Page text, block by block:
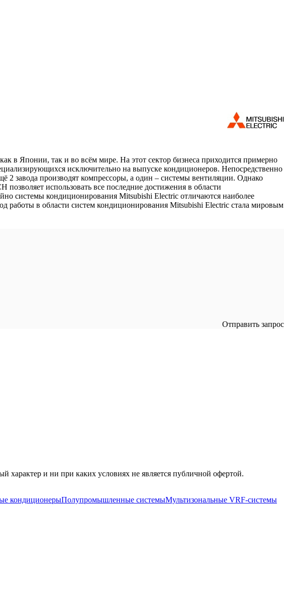
в Японии, так и во всём мире. На этот сектор бизнеса приходится примерно
исключительно на выпуске кондиционеров. Непосредственно
завода производят компрессоры, а один – системы вентиляции. Однако
использовать все последние достижения в области
системы кондиционирования Mitsubishi Electric отличаются наиболее
в области систем кондиционирования Mitsubishi Electric стала мировым
Отправить запрос
и ни при каких условиях не является публичной офертой.
кондиционерыПолупромышленные системыМультизональные VRF-системы